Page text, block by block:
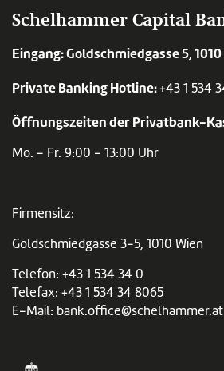
Schelhammer Capital
Eingang: Goldschmiedgasse 5,
Private Banking Hotline:+43 1 534
Öffnungszeiten der Privatbank-
Mo. - Fr. 9:00 - 13:00 Uhr
Firmensitz:
Goldschmiedgasse 3-5, 1010 Wien
Telefon: +43 1 534 34 0
Telefax: +43 1 534 34 8065
E-Mail: bank.office@schelhammer.at